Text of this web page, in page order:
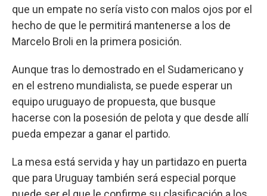
que un empate no sería visto con malos ojos por el
hecho de que le permitirá mantenerse a los de
Marcelo Broli en la primera posición.
Aunque tras lo demostrado en el Sudamericano y
en el estreno mundialista, se puede esperar un
equipo uruguayo de propuesta, que busque
hacerse con la posesión de pelota y que desde allí
pueda empezar a ganar el partido.
La mesa está servida y hay un partidazo en puerta
que para Uruguay también será especial porque